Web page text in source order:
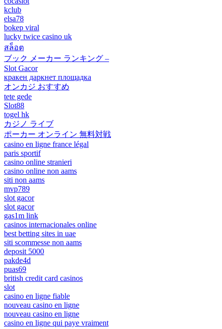
kclub
elsa78
bokep viral
lucky twice casino uk
สล็อต
ブック メーカー ランキング –
Slot Gacor
кракен даркнет площадка
オンカジ おすすめ
tete gede
Slot88
togel hk
カジノ ライブ
ポーカー オンライン 無料対戦
casino en ligne france légal
paris sportif
casino online stranieri
casino online non aams
siti non aams
mvp789
slot gacor
slot gacor
gas1m link
casinos internacionales online
best betting sites in uae
siti scommesse non aams
deposit 5000
pakde4d
puas69
british credit card casinos
slot
casino en ligne fiable
nouveau casino en ligne
nouveau casino en ligne
casino en ligne qui paye vraiment